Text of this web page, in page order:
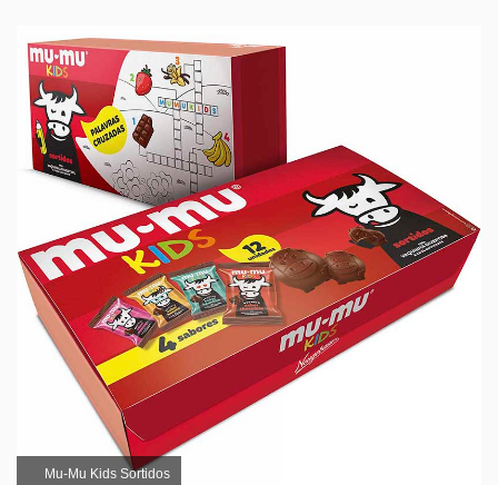
Mu-Mu Kids Sortidos